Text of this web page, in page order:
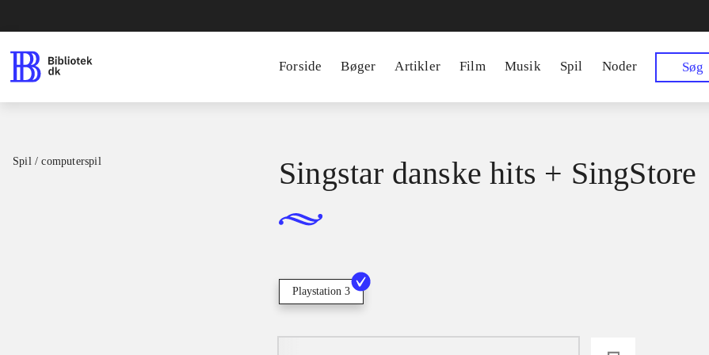
Forside Bøger Artikler Film Musik Spil Noder Søg
Spil / computerspil Singstar danske hits + SingStore
Playstation 3